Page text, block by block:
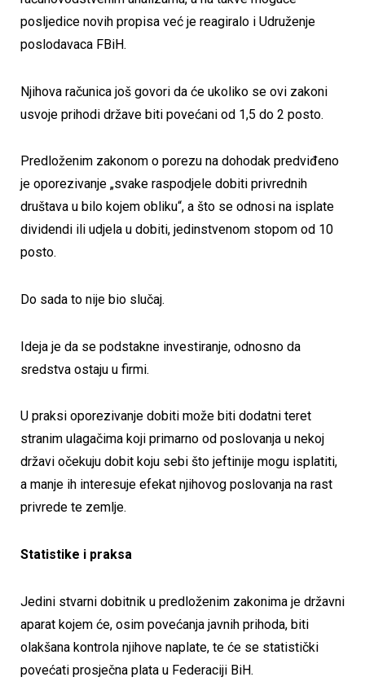
posljedice novih propisa već je reagiralo i Udruženje
poslodavaca FBiH.
Njihova računica još govori da će ukoliko se ovi zakoni
usvoje prihodi države biti povećani od 1,5 do 2 posto.
Predloženim zakonom o porezu na dohodak predviđeno
je oporezivanje „svake raspodjele dobiti privrednih
društava u bilo kojem obliku“, a što se odnosi na isplate
dividendi ili udjela u dobiti, jedinstvenom stopom od 10
posto.
Do sada to nije bio slučaj.
Ideja je da se podstakne investiranje, odnosno da
sredstva ostaju u firmi.
U praksi oporezivanje dobiti može biti dodatni teret
stranim ulagačima koji primarno od poslovanja u nekoj
državi očekuju dobit koju sebi što jeftinije mogu isplatiti,
a manje ih interesuje efekat njihovog poslovanja na rast
privrede te zemlje.
Statistike i praksa
Jedini stvarni dobitnik u predloženim zakonima je državni
aparat kojem će, osim povećanja javnih prihoda, biti
olakšana kontrola njihove naplate, te će se statistički
povećati prosječna plata u Federaciji BiH.